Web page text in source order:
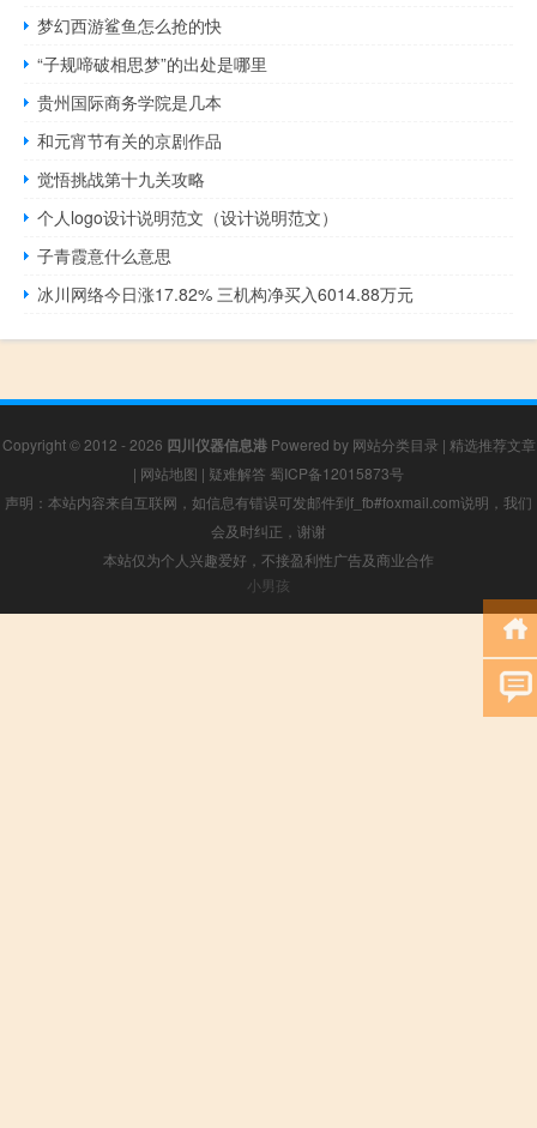
梦幻西游鲨鱼怎么抢的快
“子规啼破相思梦”的出处是哪里
贵州国际商务学院是几本
和元宵节有关的京剧作品
觉悟挑战第十九关攻略
个人logo设计说明范文（设计说明范文）
子青霞意什么意思
冰川网络今日涨17.82% 三机构净买入6014.88万元
Copyright © 2012 - 2026 四川仪器信息港Powered by 网站分类目录 | 精选推荐文章
| 网站地图 | 疑难解答 蜀ICP备12015873号
声明：本站内容来自互联网，如信息有错误可发邮件到f_fb#foxmail.com说明，我们
会及时纠正，谢谢
本站仅为个人兴趣爱好，不接盈利性广告及商业合作
小男孩